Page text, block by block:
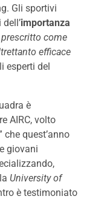
Gli sportivi
importanza
come
efficace
esperti del
è
AIRC, volto
che quest’anno
giovani
University of
è testimoniato